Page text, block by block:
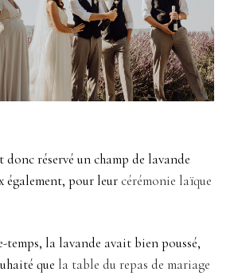
donc réservé un champ de lavande
également, pour leurcérémonie laïque
temps, la lavande avait bien poussé,
que la table du repas de mariage